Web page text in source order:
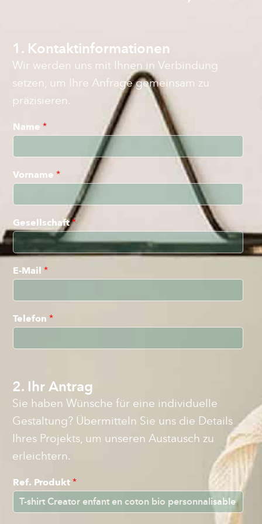
1. Kontaktinformationen
Wir werden uns mit Ihnen in Verbindung
setzen, um Ihre Anfrage gemeinsam zu
präzisieren.
Name *
Vorname *
Gesellschaft*
E-Mail *
Telefon *
2. Ihr Antrag
Sie haben Wünsche für eine individuelle
Gestaltung? Übermitteln Sie uns die Details
Ihres Projekts, um unseren Austausch zu
erleichtern.
Ref. Produkt *